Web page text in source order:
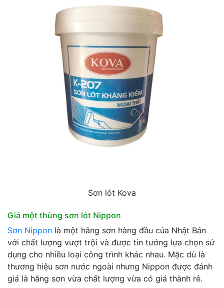
Sơn lót Kova
Giá một thùng sơn lót Nippon
Sơn Nippon là một hãng sơn hàng đầu của Nhật Bản
với chất lượng vượt trội và được tin tưởng lựa chọn sử
dụng cho nhiều loại công trình khác nhau. Mặc dù là
thương hiệu sơn nước ngoài nhưng Nippon được đánh
giá là hãng sơn vừa chất lượng vừa có giá thành rẻ.